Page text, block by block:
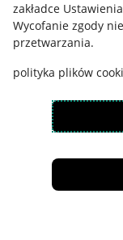
zakładce
Wycofanie zgody
przetwarzania.
polityka plików
Korzystanie z